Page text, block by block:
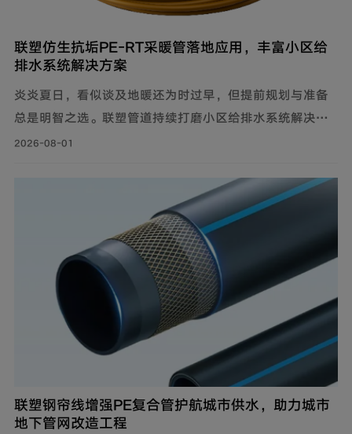
联塑仿生抗垢PE‑RT采暖管落地应用，丰富小区给
排水系统解决方案
炎炎夏日，看似谈及地暖还为时过早，但提前规划与准备
总是明智之选。联塑管道持续打磨小区给排水系统解决方
案，推出仿生抗垢系列家装PE-RT采暖管，既满足家庭冬
2026-08-01
联塑钢帘线增强PE复合管护航城市供水，助力城市
地下管网改造工程